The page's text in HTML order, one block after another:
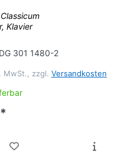
Klavier
301 1480-2
MwSt., zzgl. Versandkosten